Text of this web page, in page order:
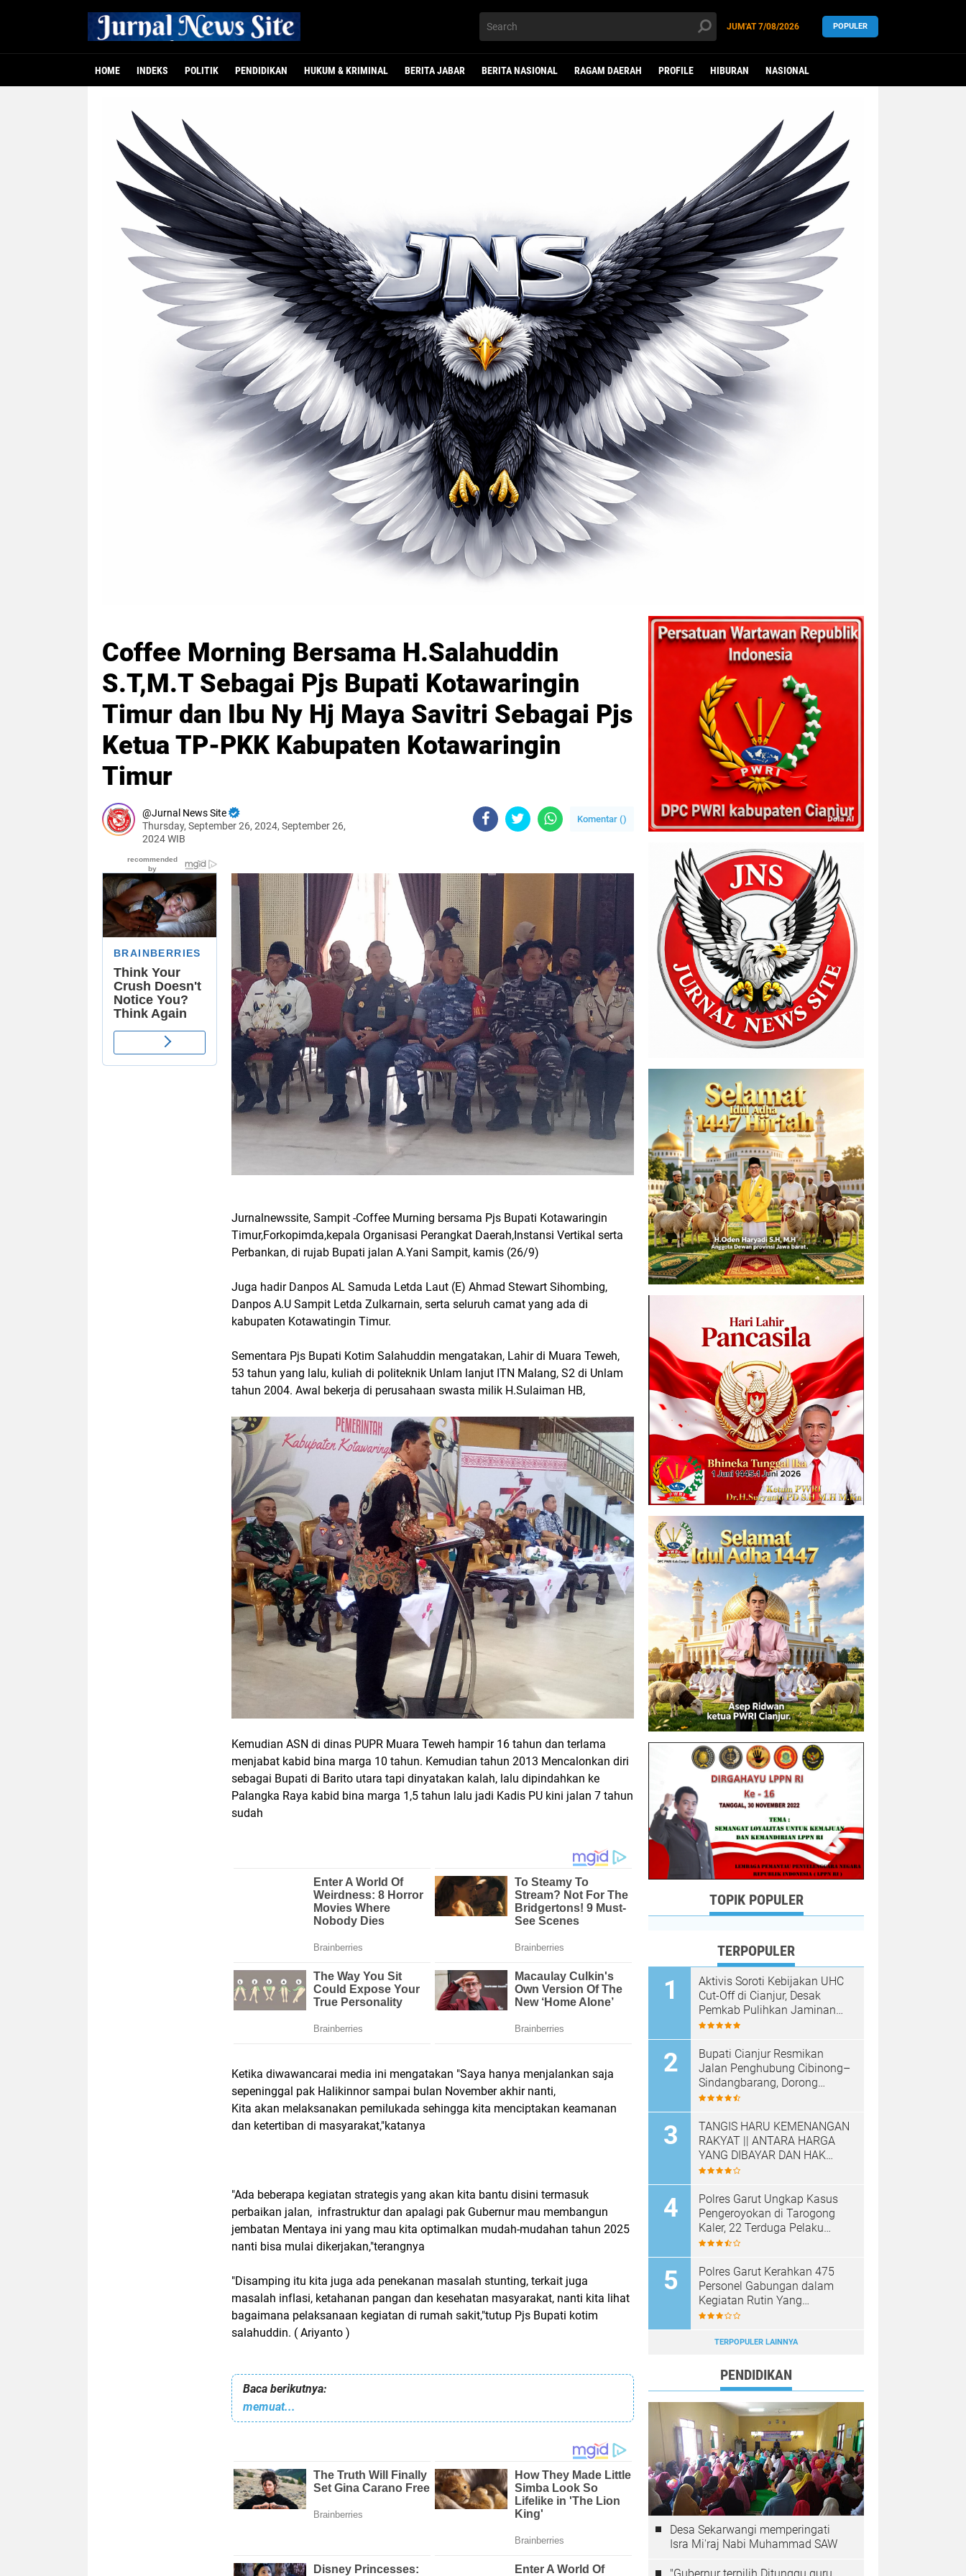
JUM'AT7/08/2026 POPULER
HOME INDEKS POLITIK PENDIDIKAN HUKUM & KRIMINAL BERITA JABAR BERITA NASIONAL RAGAM DAERAH PROFILE HIBURAN NASIONAL
Coffee Morning Bersama H.Salahuddin
S.T,M.T Sebagai Pjs Bupati Kotawaringin
Timur dan Ibu Ny Hj Maya Savitri Sebagai Pjs
Ketua TP-PKK Kabupaten Kotawaringin
Timur
Jurnal News Site
Thursday, September 26, 2024, September 26,
2024 WIB
Komentar ()
Jurnalnewssite, Sampit -Coffee Murning bersama Pjs Bupati Kotawaringin
Timur,Forkopimda,kepala Organisasi Perangkat Daerah,Instansi Vertikal serta
Perbankan, di rujab Bupati jalan A.Yani Sampit, kamis (26/9)
Juga hadir Danpos AL Samuda Letda Laut (E) Ahmad Stewart Sihombing,
Danpos A.U Sampit Letda Zulkarnain, serta seluruh camat yang ada di
kabupaten Kotawatingin Timur.
Sementara Pjs Bupati Kotim Salahuddin mengatakan, Lahir di Muara Teweh,
53 tahun yang lalu, kuliah di politeknik Unlam lanjut ITN Malang, S2 di Unlam
tahun 2004. Awal bekerja di perusahaan swasta milik H.Sulaiman HB,
Kemudian ASN di dinas PUPR Muara Teweh hampir 16 tahun dan terlama
menjabat kabid bina marga 10 tahun. Kemudian tahun 2013 Mencalonkan diri
sebagai Bupati di Barito utara tapi dinyatakan kalah, lalu dipindahkan ke
Palangka Raya kabid bina marga 1,5 tahun lalu jadi Kadis PU kini jalan 7 tahun
sudah
Ketika diwawancarai media ini mengatakan "Saya hanya menjalankan saja
sepeninggal pak Halikinnor sampai bulan November akhir nanti,
Kita akan melaksanakan pemilukada sehingga kita menciptakan keamanan
dan ketertiban di masyarakat,"katanya
"Ada beberapa kegiatan strategis yang akan kita bantu disini termasuk
perbaikan jalan, infrastruktur dan apalagi pak Gubernur mau membangun
jembatan Mentaya ini yang mau kita optimalkan mudah-mudahan tahun 2025
nanti bisa mulai dikerjakan,"terangnya
"Disamping itu kita juga ada penekanan masalah stunting, terkait juga
masalah inflasi, ketahanan pangan dan kesehatan masyarakat, nanti kita lihat
bagaimana pelaksanaan kegiatan di rumah sakit,"tutup Pjs Bupati kotim
salahuddin. ( Ariyanto )
Baca berikutnya:
memuat...
TOPIK POPULER
TERPOPULER
Aktivis Soroti Kebijakan UHC
Cut-Off di Cianjur, Desak
Pemkab Pulihkan Jaminan
Kesehatan Warga
Bupati Cianjur Resmikan
Jalan Penghubung Cibinong–
Sindangbarang, Dorong
Konektivitas dan
Cianjur Selatan
TANGIS HARU KEMENANGAN
RAKYAT || ANTARA HARGA
YANG DIBAYAR DAN HAK
YANG DIRAMPAS
Polres Garut Ungkap Kasus
Pengeroyokan di Tarogong
Kaler, 22 Terduga Pelaku
Berhasil Diamankan
Polres Garut Kerahkan 475
Personel Gabungan dalam
Kegiatan Rutin Yang
Ditingkatkan, Ciptakan Situasi
Kondusif
TERPOPULER LAINNYA
PENDIDIKAN
Desa Sekarwangi memperingati
Isra Mi'raj Nabi Muhammad SAW